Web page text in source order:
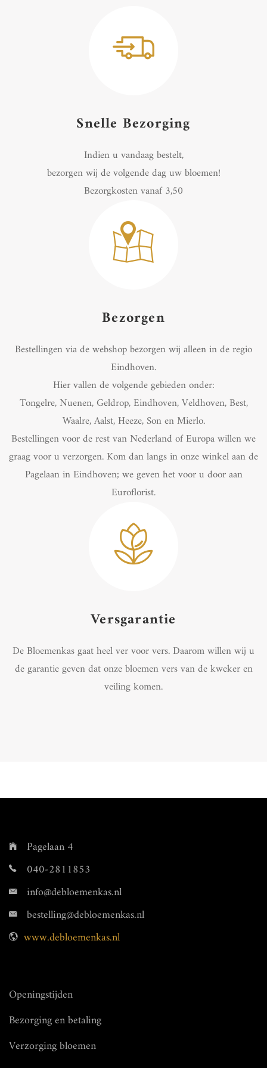
Snelle Bezorging
Indien u vandaag bestelt,
bezorgen wij de volgende dag uw bloemen!
Bezorgkosten vanaf 3,50
Bezorgen
Bestellingen via de webshop bezorgen wij alleen in de regio
Eindhoven.
Hier vallen de volgende gebieden onder:
Tongelre, Nuenen, Geldrop, Eindhoven, Veldhoven, Best,
Waalre, Aalst, Heeze, Son en Mierlo.
Bestellingen voor de rest van Nederland of Europa willen we
graag voor u verzorgen. Kom dan langs in onze winkel aan de
Pagelaan in Eindhoven; we geven het voor u door aan
Euroflorist.
Versgarantie
De Bloemenkas gaat heel ver voor vers. Daarom willen wij u
de garantie geven dat onze bloemen vers van de kweker en
veiling komen.
Pagelaan 4
040-2811853
info@debloemenkas.nl
bestelling@debloemenkas.nl
www.debloemenkas.nl
Openingstijden
Bezorging en betaling
Verzorging bloemen